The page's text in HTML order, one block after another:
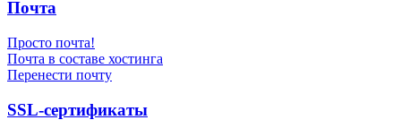
Почта
Просто почта!
Почта в составе хостинга
Перенести почту
SSL-сертификаты